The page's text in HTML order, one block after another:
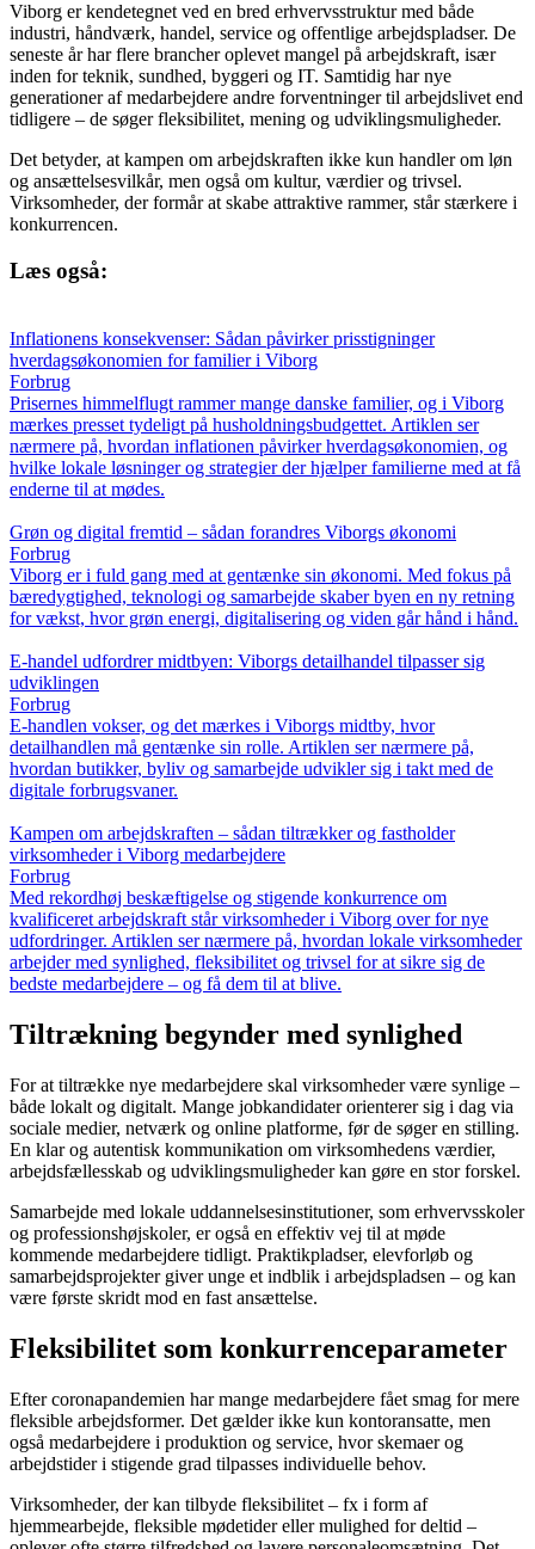
Viborg er kendetegnet ved en bred erhvervsstruktur med både
industri, håndværk, handel, service og offentlige arbejdspladser. De
seneste år har flere brancher oplevet mangel på arbejdskraft, især
inden for teknik, sundhed, byggeri og IT. Samtidig har nye
generationer af medarbejdere andre forventninger til arbejdslivet end
tidligere – de søger fleksibilitet, mening og udviklingsmuligheder.
Det betyder, at kampen om arbejdskraften ikke kun handler om løn
og ansættelsesvilkår, men også om kultur, værdier og trivsel.
Virksomheder, der formår at skabe attraktive rammer, står stærkere i
konkurrencen.
Læs også:
Inflationens konsekvenser: Sådan påvirker prisstigninger
hverdagsøkonomien for familier i Viborg
Forbrug
Prisernes himmelflugt rammer mange danske familier, og i Viborg
mærkes presset tydeligt på husholdningsbudgettet. Artiklen ser
nærmere på, hvordan inflationen påvirker hverdagsøkonomien, og
hvilke lokale løsninger og strategier der hjælper familierne med at få
enderne til at mødes.
Grøn og digital fremtid – sådan forandres Viborgs økonomi
Forbrug
Viborg er i fuld gang med at gentænke sin økonomi. Med fokus på
bæredygtighed, teknologi og samarbejde skaber byen en ny retning
for vækst, hvor grøn energi, digitalisering og viden går hånd i hånd.
E-handel udfordrer midtbyen: Viborgs detailhandel tilpasser sig
udviklingen
Forbrug
E-handlen vokser, og det mærkes i Viborgs midtby, hvor
detailhandlen må gentænke sin rolle. Artiklen ser nærmere på,
hvordan butikker, byliv og samarbejde udvikler sig i takt med de
digitale forbrugsvaner.
Kampen om arbejdskraften – sådan tiltrækker og fastholder
virksomheder i Viborg medarbejdere
Forbrug
Med rekordhøj beskæftigelse og stigende konkurrence om
kvalificeret arbejdskraft står virksomheder i Viborg over for nye
udfordringer. Artiklen ser nærmere på, hvordan lokale virksomheder
arbejder med synlighed, fleksibilitet og trivsel for at sikre sig de
bedste medarbejdere – og få dem til at blive.
Tiltrækning begynder med synlighed
For at tiltrække nye medarbejdere skal virksomheder være synlige –
både lokalt og digitalt. Mange jobkandidater orienterer sig i dag via
sociale medier, netværk og online platforme, før de søger en stilling.
En klar og autentisk kommunikation om virksomhedens værdier,
arbejdsfællesskab og udviklingsmuligheder kan gøre en stor forskel.
Samarbejde med lokale uddannelsesinstitutioner, som erhvervsskoler
og professionshøjskoler, er også en effektiv vej til at møde
kommende medarbejdere tidligt. Praktikpladser, elevforløb og
samarbejdsprojekter giver unge et indblik i arbejdspladsen – og kan
være første skridt mod en fast ansættelse.
Fleksibilitet som konkurrenceparameter
Efter coronapandemien har mange medarbejdere fået smag for mere
fleksible arbejdsformer. Det gælder ikke kun kontoransatte, men
også medarbejdere i produktion og service, hvor skemaer og
arbejdstider i stigende grad tilpasses individuelle behov.
Virksomheder, der kan tilbyde fleksibilitet – fx i form af
hjemmearbejde, fleksible mødetider eller mulighed for deltid –